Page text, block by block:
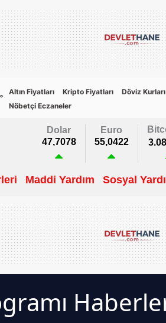
°
Altın Fiyatları Kripto Fiyatları Döviz Kurları
Nöbetçi Eczaneler
Dolar
47,7078
Euro
55,0422
Maddi Yardım Sosyal